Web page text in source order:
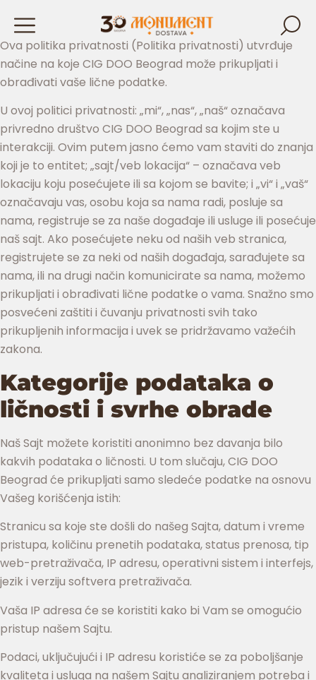
Ova politika privatnosti (Politika privatnosti) utvrđuje
načine na koje CIG DOO Beograd može prikupljati i
obrađivati vaše lične podatke.
U ovoj politici privatnosti: „mi“, „nas“, „naš“ označava
privredno društvo CIG DOO Beograd sa kojim ste u
interakciji. Ovim putem jasno ćemo vam staviti do znanja
koji je to entitet; „sajt/veb lokacija“ – označava veb
lokaciju koju posećujete ili sa kojom se bavite; i „vi“ i „vaš“
označavaju vas, osobu koja sa nama radi, posluje sa
nama, registruje se za naše događaje ili usluge ili posećuje
naš sajt. Ako posećujete neku od naših veb stranica,
registrujete se za neki od naših događaja, sarađujete sa
nama, ili na drugi način komunicirate sa nama, možemo
prikupljati i obrađivati lične podatke o vama. Snažno smo
posvećeni zaštiti i čuvanju privatnosti svih tako
prikupljenih informacija i uvek se pridržavamo važećih
zakona.
Kategorije podataka o
ličnosti i svrhe obrade
Naš Sajt možete koristiti anonimno bez davanja bilo
kakvih podataka o ličnosti. U tom slučaju, CIG DOO
Beograd će prikupljati samo sledeće podatke na osnovu
Vašeg korišćenja istih:
Stranicu sa koje ste došli do našeg Sajta, datum i vreme
pristupa, količinu prenetih podataka, status prenosa, tip
web-pretraživača, IP adresu, operativni sistem i interfejs,
jezik i verziju softvera pretraživača.
Vaša IP adresa će se koristiti kako bi Vam se omogućio
pristup našem Sajtu.
Podaci, uključujući i IP adresu koristiće se za poboljšanje
kvaliteta i usluga na našem Sajtu analiziranjem potreba i